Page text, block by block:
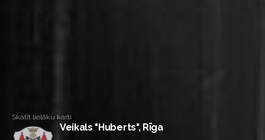
Skatīt lielāku karti
Veikals "Huberts", Rīga